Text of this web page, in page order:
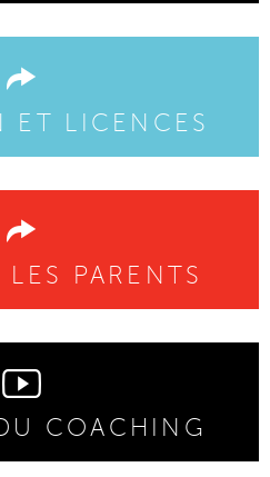
ET LICENCES
LES PARENTS
COACHING